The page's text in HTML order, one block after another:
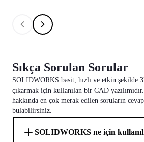
Sıkça Sorulan Sorular
SOLIDWORKS basit, hızlı ve etkin şekilde
çıkarmak için kullanılan bir CAD
hakkında en çok merak edilen soruların
bulabilirsiniz.
SOLIDWORKS ne için